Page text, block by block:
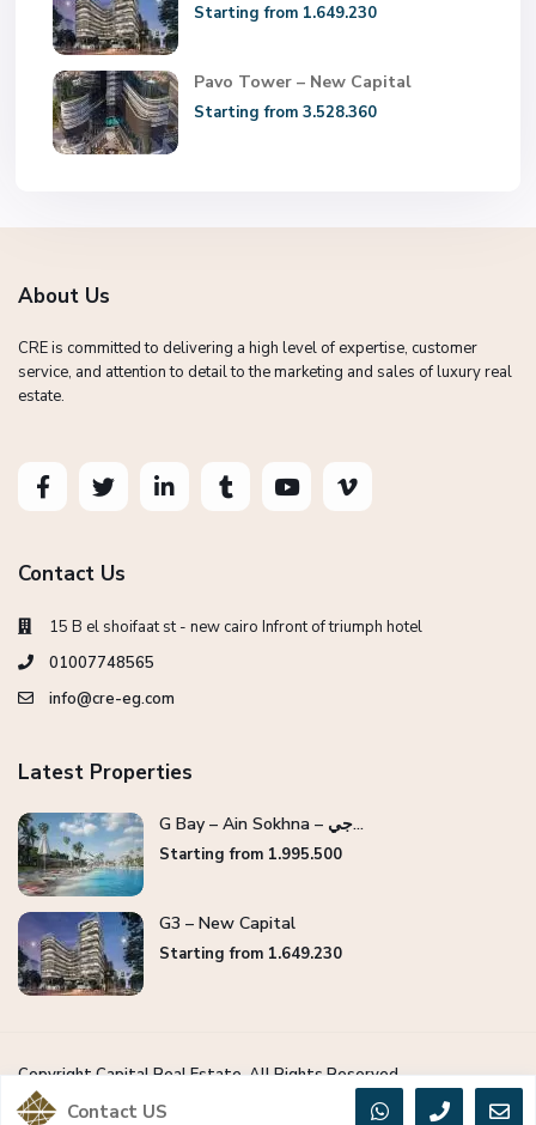
Starting from 1.649.230
Pavo Tower – New Capital
Starting from 3.528.360
About Us
CRE is committed to delivering a high level of expertise, customer
service, and attention to detail to the marketing and sales of luxury real
estate.
Contact Us
15 B el shoifaat st - new cairo Infront of triumph hotel
01007748565
info@cre-eg.com
Latest Properties
G Bay – Ain Sokhna – جي...
Starting from 1.995.500
G3 – New Capital
Starting from 1.649.230
Copyright Capital Real Estate. All Rights Reserved.
Privacy PolicyContact US